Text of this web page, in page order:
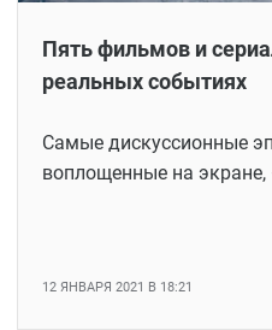
Пять фильмов и
реальных событиях
Самые дискуссионные
воплощенные на
12 ЯНВАРЯ 2021 В 18:21